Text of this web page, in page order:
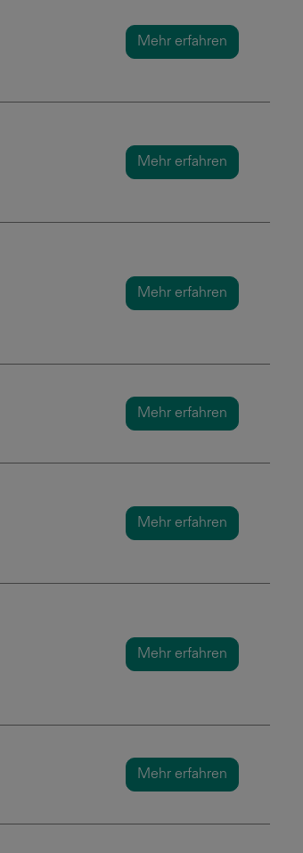
Mehr erfahren
Mehr erfahren
Mehr erfahren
Mehr erfahren
Mehr erfahren
Mehr erfahren
Mehr erfahren